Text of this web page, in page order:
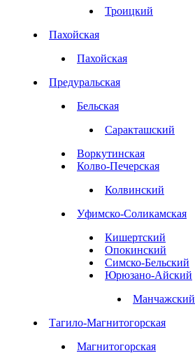
Троицкий
Пахойская
Пахойская
Предуральская
Бельская
Саракташский
Воркутинская
Колво-Печерская
Колвинский
Уфимско-Соликамская
Кишертский
Опокинский
Симско-Бельский
Юрюзано-Айский
Манчажский
Тагило-Магнитогорская
Магнитогорская